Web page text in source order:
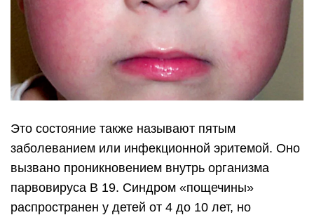
Это состояние также называют пятым
заболеванием или инфекционной эритемой. Оно
вызвано проникновением внутрь организма
парвовируса В 19. Синдром «пощечины»
распространен у детей от 4 до 10 лет, но